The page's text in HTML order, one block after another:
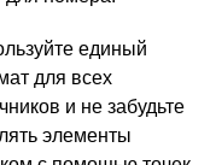
единый
для всех
и не забудьте
элементы